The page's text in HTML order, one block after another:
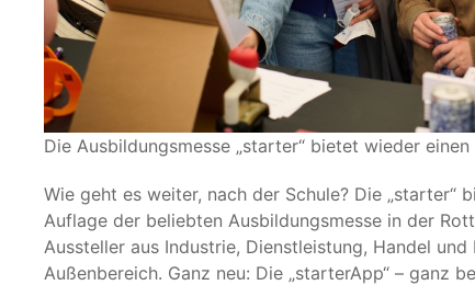
Die Ausbildungsmesse „starter“ bietet wieder
Wie geht es weiter, nach der Schule? Die „starter“
Auflage der beliebten Ausbildungsmesse in der
Aussteller aus Industrie, Dienstleistung, Handel
Außenbereich. Ganz neu: Die „starterApp“ – ganz